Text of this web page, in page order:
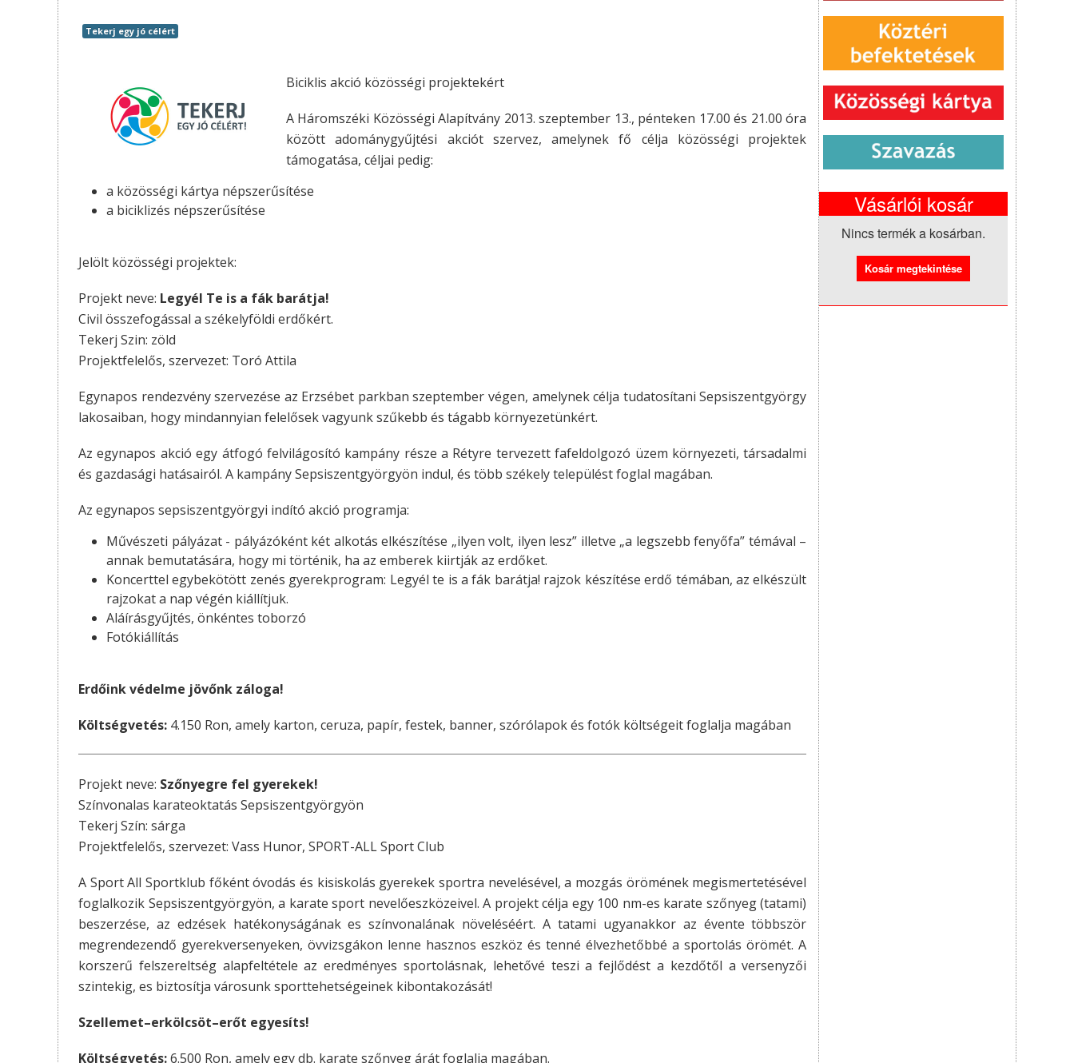
Tekerj egy jó célért
Biciklis akció közösségi projektekért
A Háromszéki Közösségi Alapítvány 2013. szeptember 13., pénteken 17.00 és 21.00 óra
között adománygyűjtési akciót szervez, amelynek fő célja közösségi projektek
támogatása, céljai pedig:
a közösségi kártya népszerűsítése
a biciklizés népszerűsítése
Jelölt közösségi projektek:
Projekt neve: Legyél Te is a fák barátja!
Civil összefogással a székelyföldi erdőkért.
Tekerj Szin: zöld
Projektfelelős, szervezet: Toró Attila
Egynapos rendezvény szervezése az Erzsébet parkban szeptember végen, amelynek célja tudatosítani Sepsiszentgyörgy
lakosaiban, hogy mindannyian felelősek vagyunk szűkebb és tágabb környezetünkért.
Az egynapos akció egy átfogó felvilágosító kampány része a Rétyre tervezett fafeldolgozó üzem környezeti, társadalmi
és gazdasági hatásairól. A kampány Sepsiszentgyörgyön indul, és több székely települést foglal magában.
Az egynapos sepsiszentgyörgyi indító akció programja:
Művészeti pályázat - pályázóként két alkotás elkészítése „ilyen volt, ilyen lesz” illetve „a legszebb fenyőfa” témával –
annak bemutatására, hogy mi történik, ha az emberek kiirtják az erdőket.
Koncerttel egybekötött zenés gyerekprogram: Legyél te is a fák barátja! rajzok készítése erdő témában, az elkészült
rajzokat a nap végén kiállítjuk.
Aláírásgyűjtés, önkéntes toborzó
Fotókiállítás
Erdőink védelme jövőnk záloga!
Költségvetés: 4.150 Ron, amely karton, ceruza, papír, festek, banner, szórólapok és fotók költségeit foglalja magában
Projekt neve: Szőnyegre fel gyerekek!
Színvonalas karateoktatás Sepsiszentgyörgyön
Tekerj Szín: sárga
Projektfelelős, szervezet: Vass Hunor, SPORT-ALL Sport Club
A Sport All Sportklub főként óvodás és kisiskolás gyerekek sportra nevelésével, a mozgás örömének megismertetésével
foglalkozik Sepsiszentgyörgyön, a karate sport nevelőeszközeivel. A projekt célja egy 100 nm-es karate szőnyeg (tatami)
beszerzése, az edzések hatékonyságának es színvonalának növeléséért. A tatami ugyanakkor az évente többször
megrendezendő gyerekversenyeken, övvizsgákon lenne hasznos eszköz és tenné élvezhetőbbé a sportolás örömét. A
korszerű felszereltség alapfeltétele az eredményes sportolásnak, lehetővé teszi a fejlődést a kezdőtől a versenyzői
szintekig, es biztosítja városunk sporttehetségeinek kibontakozását!
Szellemet–erkölcsöt–erőt egyesíts!
Költségvetés:6.500 Ron, amely egy db. karate szőnyeg árát foglalja magában.
Vásárlói kosár
Nincs termék a kosárban.